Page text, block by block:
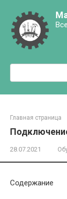
контенту
Поиск:
Главная страница
28.07.2021
Содержание